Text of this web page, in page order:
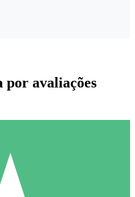
Individuais
por avaliações